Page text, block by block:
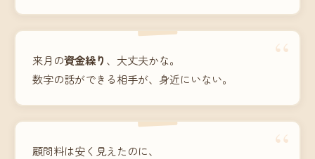
“
来月の資金繰り 、大丈夫かな。
数字の話ができる相手が、身近にいない。
“
顧問料は安く見えたのに、